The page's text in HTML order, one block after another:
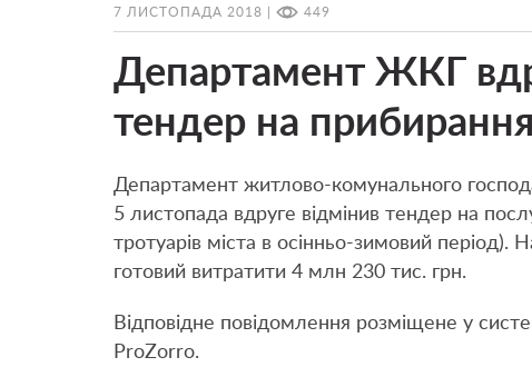
7 ЛИСТОПАДА 2018 | 449
Департамент ЖКГ
тендер на
Департамент житлово-комунального
5 листопада вдруге відмінив тендер на
тротуарів міста в осінньо-зимовий
готовий витратити 4 млн 230 тис. грн.
Відповідне повідомлення розміщене у
ProZorro.